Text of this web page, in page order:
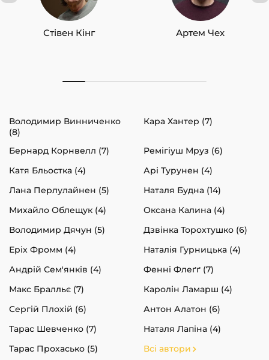
Стівен Кінг Артем Чех
Володимир Винниченко
(8)
Кара Хантер (7)
Бернард Корнвелл (7)
Ремігіуш Мруз (6)
Катя Бльостка (4)
Арі Турунен (4)
Лана Перлулайнен (5)
Наталя Будна (14)
Михайло Облещук (4)
Оксана Калина (4)
Володимир Дячун (5)
Дзвінка Торохтушко (6)
Еріх Фромм (4)
Наталія Гурницька (4)
Андрій Сем'янків (4)
Фенні Флеґґ (7)
Макс Бралльє (7)
Каролін Ламарш (4)
Сергій Плохій (6)
Антон Алатон (6)
Тарас Шевченко (7)
Наталя Лапіна (4)
Тарас Прохасько (5)
Всі автори